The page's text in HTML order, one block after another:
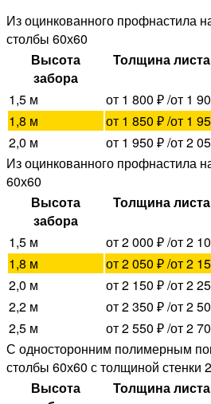
Из оцинкованного профнастила
столбы 60х60
Высота
забора
Толщина
1,5 м
от 1 800 ₽ /от 1
1,8 м
от 1 850 ₽ /от 1
2,0 м
от 1 950 ₽ /от 2
Из оцинкованного профнастила
60х60
Высота
забора
Толщина
1,5 м
от 2 000 ₽ /от 2
1,8 м
от 2 050 ₽ /от 2
2,0 м
от 2 150 ₽ /от 2
2,2 м
от 2 350 ₽ /от 2
2,5 м
от 2 550 ₽ /от 2
С односторонним полимерным
столбы 60х60 с толщиной стенки
Высота
Толщина